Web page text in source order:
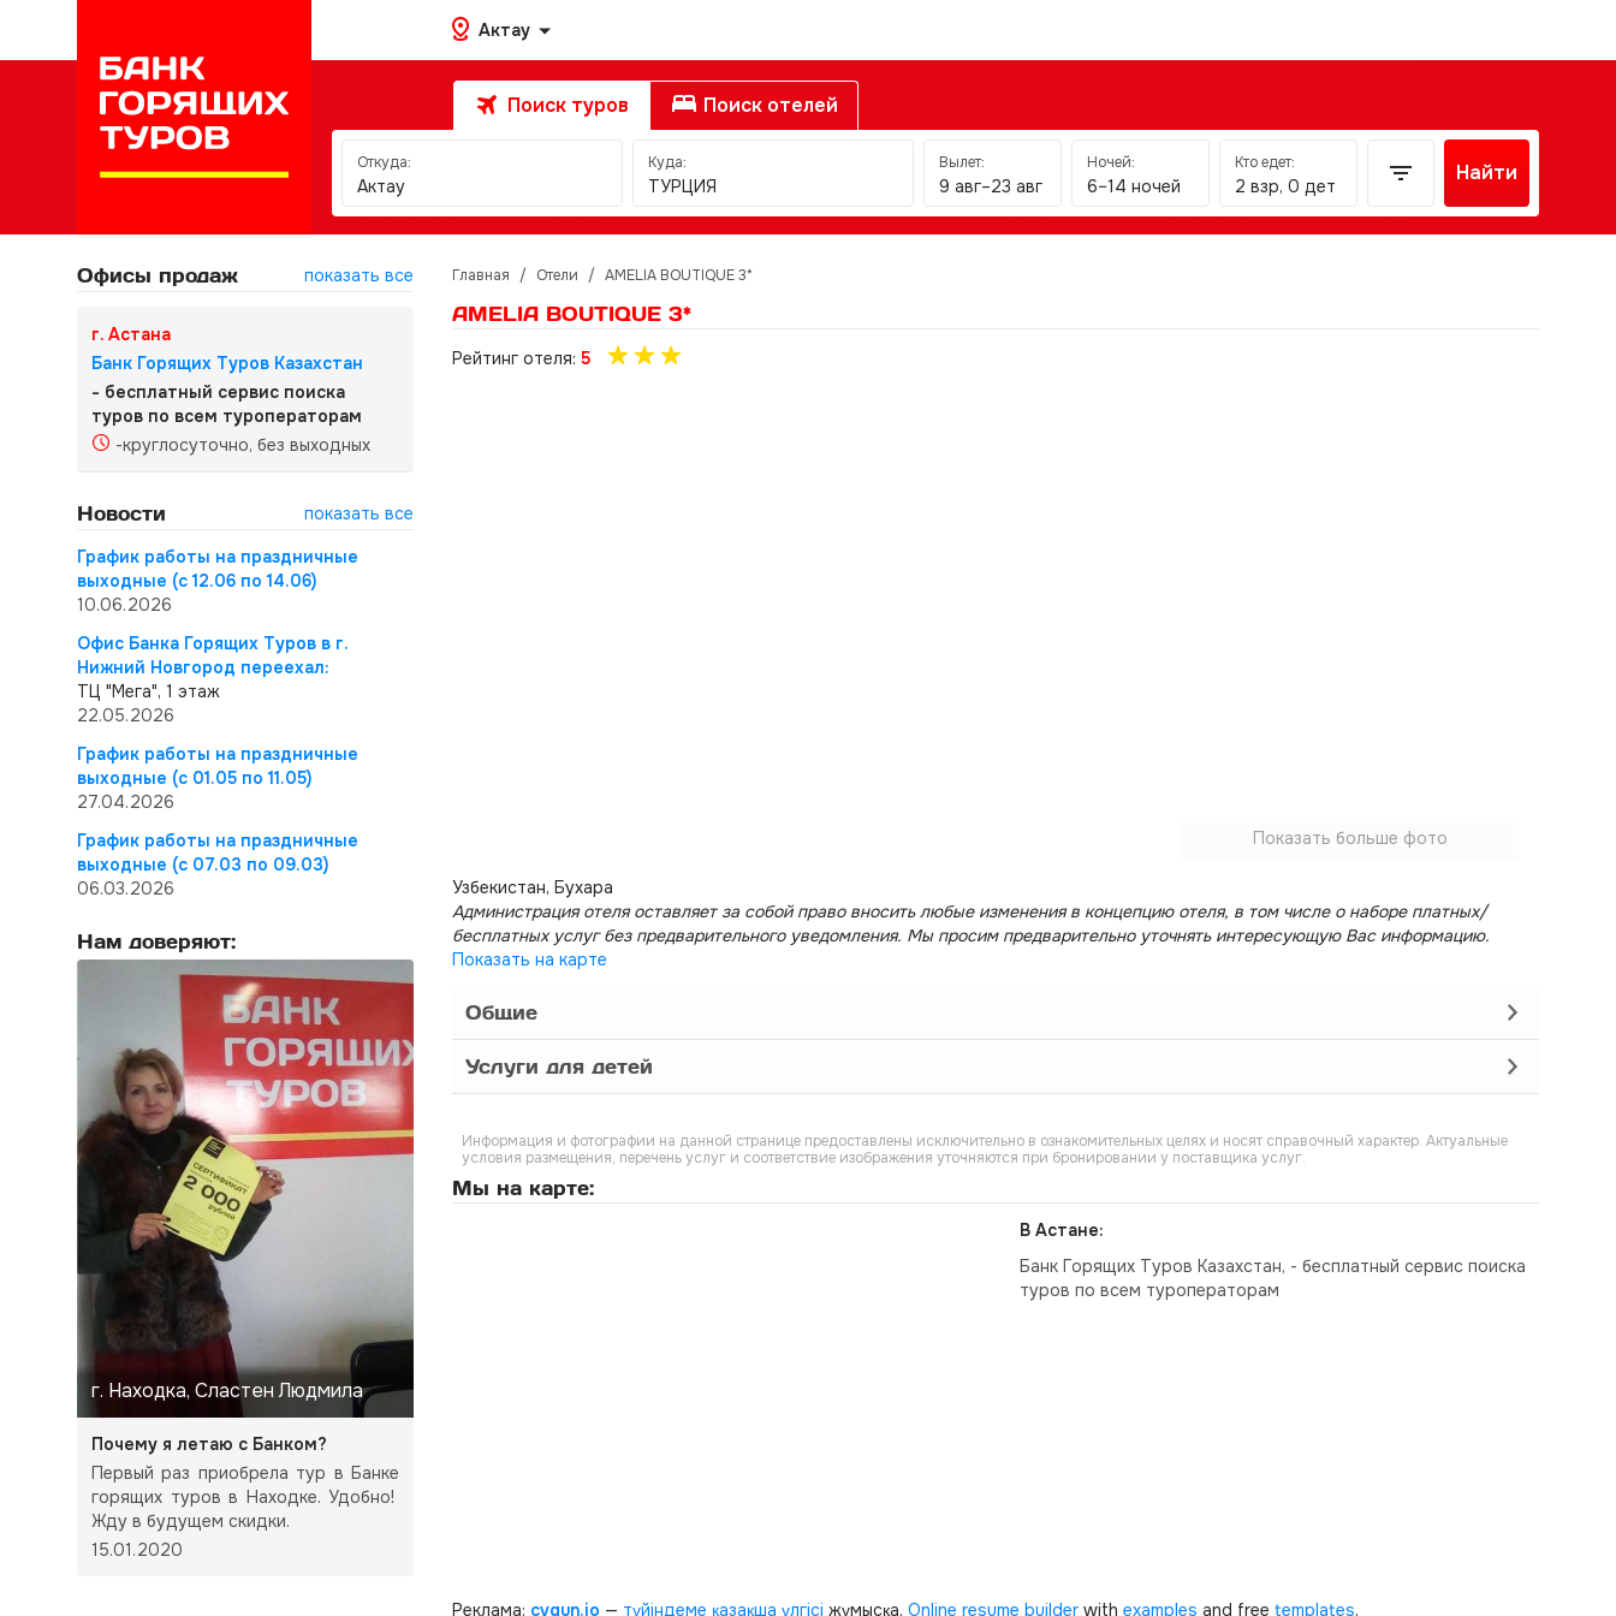
Актау
Поиск туров Поиск отелей
Откуда:
Актау
Куда:
ТУРЦИЯ
Вылет:
9 авг–23 авг
Ночей:
6–14 ночей
Кто едет:
2 взр, 0 дет
Найти
Офисы продаж показать все
г. Астана
Банк Горящих Туров Казахстан
- бесплатный сервис поиска
туров по всем туроператорам
-круглосуточно, без выходных
Новости
показать все
График работы на праздничные
выходные (с 12.06 по 14.06)
10.06.2026
Офис Банка Горящих Туров в г.
Нижний Новгород переехал:
ТЦ "Мега", 1 этаж
22.05.2026
График работы на праздничные
выходные (с 01.05 по 11.05)
27.04.2026
График работы на праздничные
выходные (с 07.03 по 09.03)
06.03.2026
Нам доверяют:
г. Находка, Сластен Людмила
Почему я летаю с Банком?
Первый раз приобрела тур в Банке
горящих туров в Находке. Удобно!
Жду в будущем скидки.
15.01.2020
Главная / Отели / AMELIA BOUTIQUE 3*
AMELIA BOUTIQUE 3*
Рейтинг отеля: 5
Показать больше фото
Узбекистан, Бухара
Администрация отеля оставляет за собой право вносить любые изменения в концепцию отеля, в том числе о наборе платных/
бесплатных услуг без предварительного уведомления. Мы просим предварительно уточнять интересующую Вас информацию.
Показать на карте
Общие
Услуги для детей
Информация и фотографии на данной странице предоставлены исключительно в ознакомительных целях и носят справочный характер. Актуальные
условия размещения, перечень услуг и соответствие изображения уточняются при бронировании у поставщика услуг.
Мы на карте:
В Астане:
Банк Горящих Туров Казахстан, - бесплатный сервис поиска
туров по всем туроператорам
Реклама: cvgun.io — түйіндеме қазақша үлгісі жұмысқа. Online resume builder with examples and free templates.